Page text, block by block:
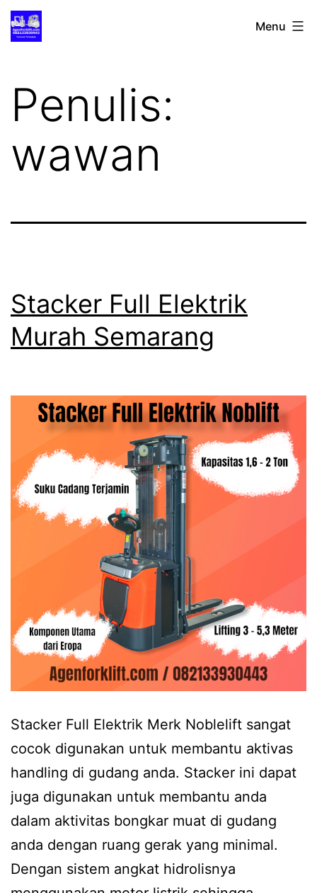
Lewati
keDistributor
Menu
Penulis:
wawan
Stacker Full Elektrik
Murah Semarang
Stacker Full Elektrik Merk Noblelift sangat
cocok digunakan untuk membantu aktivas
handling di gudang anda. Stacker ini dapat
juga digunakan untuk membantu anda
dalam aktivitas bongkar muat di gudang
anda dengan ruang gerak yang minimal.
Dengan sistem angkat hidrolisnya